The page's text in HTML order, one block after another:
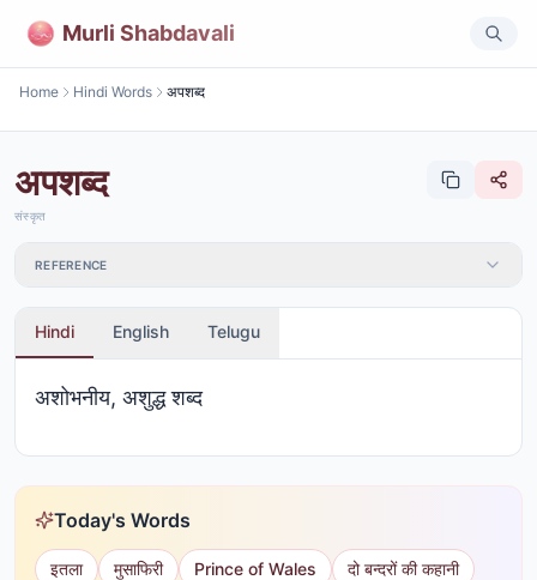
Murli Shabdavali
Home Hindi Words अपशब्द
अपशब्द
संस्कृत
REFERENCE
Hindi English Telugu
अशोभनीय, अशुद्ध शब्द
Today's Words
इतला मुसाफिरी Prince of Wales
दो बन्दरों की कहानी